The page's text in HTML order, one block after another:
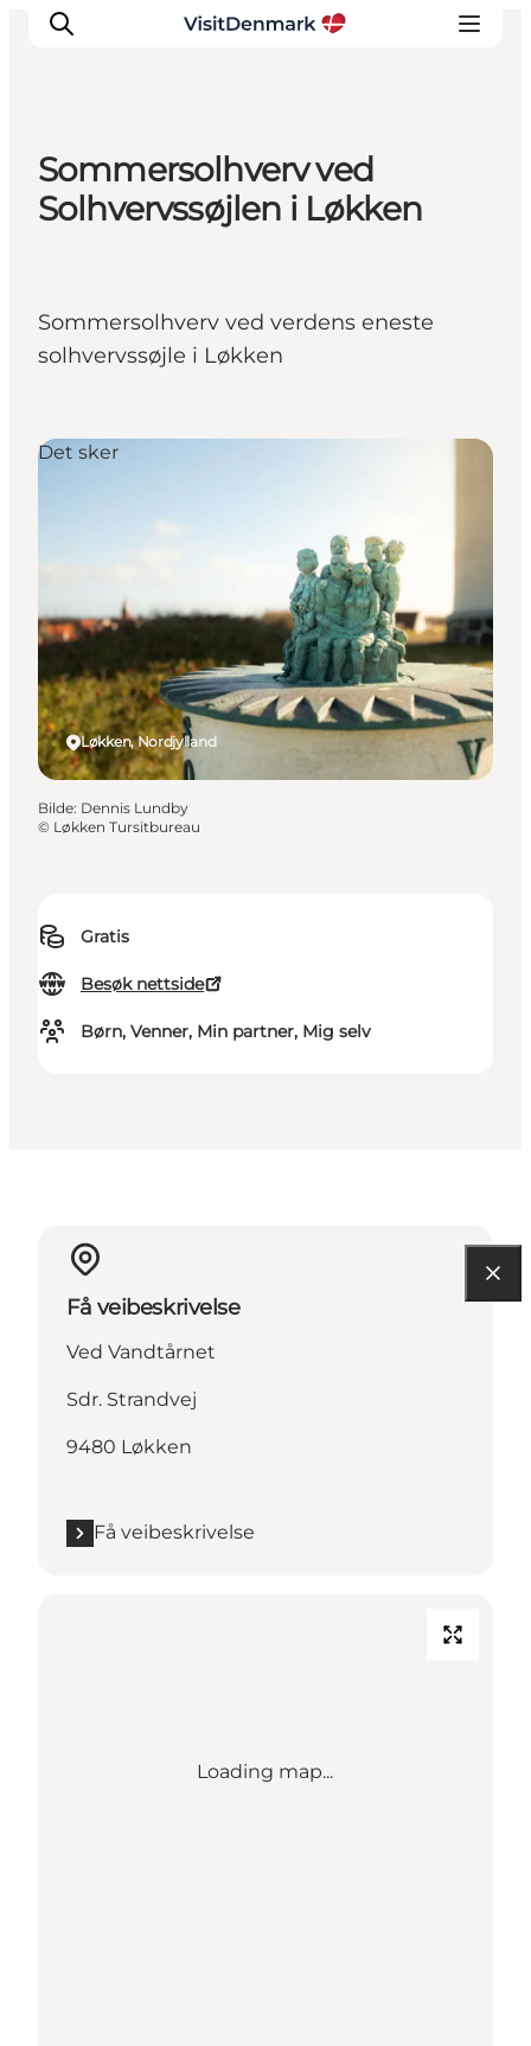
Inspirasjon
Planlegg reisen
Sommersolhverv ved
Solhvervssøjlen i Løkken
Sommersolhverv ved verdens eneste
solhvervssøjle i Løkken
Gratis
Besøk nettside
Børn, Venner, Min partner, Mig selv
Løkken, Nordjylland
Det sker
Bilde: Dennis Lundby
© Løkken Tursitbureau
Få veibeskrivelse
Ved Vandtårnet
Sdr. Strandvej
9480 Løkken
Få veibeskrivelse
Loading map...